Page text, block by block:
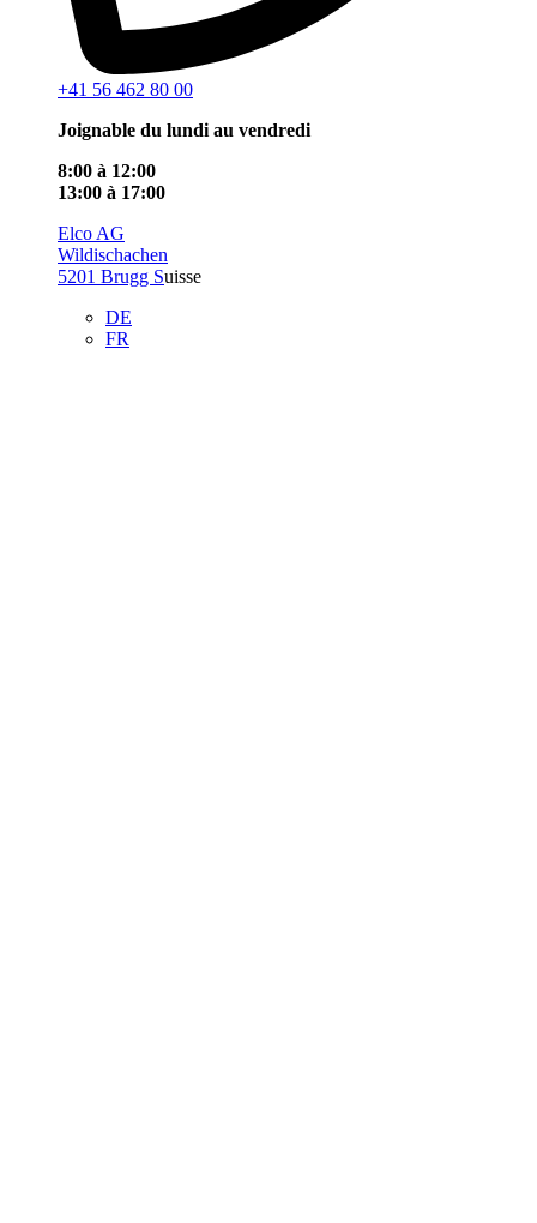
+41 56 462 80 00
Joignable du lundi au vendredi
8:00 à 12:00
13:00 à 17:00
Elco AG
Wildischachen
5201 Brugg Suisse
DE
FR